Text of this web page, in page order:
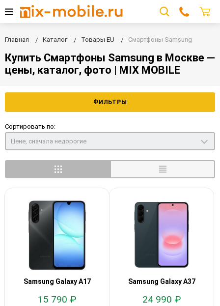
Главная Каталог Товары EU Смартфоны Samsung
Купить Смартфоны Samsung в Москве —
цены, каталог, фото | MIX MOBILE
ФИЛЬТРЫ
Сортировать по:
Цене, сначала недорогие
Samsung Galaxy A17
15 790 ₽
Samsung Galaxy A37
24 990 ₽